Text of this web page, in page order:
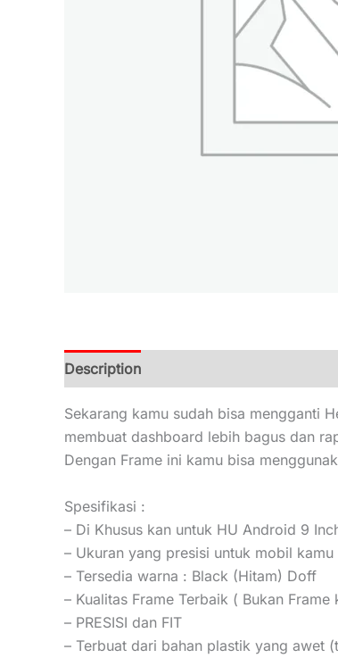
Description
Sekarang kamu sudah bisa mengganti
membuat dashboard lebih bagus dan
Dengan Frame ini kamu bisa
Spesifikasi :
– Di Khusus kan untuk HU Android 9
– Ukuran yang presisi untuk mobil kamu
– Tersedia warna : Black (Hitam) Doff
– Kualitas Frame Terbaik ( Bukan Frame
– PRESISI dan FIT
– Terbuat dari bahan plastik yang awet